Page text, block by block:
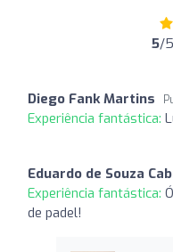
5/
Diego Fank Martins
Experiência fantástica:
Eduardo de Souza
Experiência fantástica:
de padel!